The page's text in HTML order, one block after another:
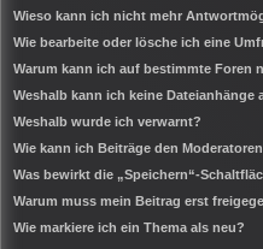
Wieso kann ich nicht mehr
Wie bearbeite oder lösche ich eine
Warum kann ich auf bestimmte Foren
Weshalb kann ich keine Dateianhänge
Weshalb wurde ich verwarnt?
Wie kann ich Beiträge den
Was bewirkt die „Speichern“-
Warum muss mein Beitrag erst
Wie markiere ich ein Thema als neu?